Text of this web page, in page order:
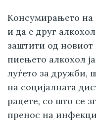
Консумирањето на
и да е друг
заштити од
пиењето алкохол
луѓето за дружби,
на социјалната
рацете, со што се
пренос на